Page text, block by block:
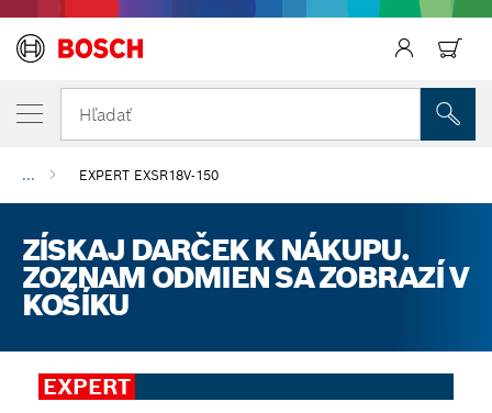
Hľadať
... EXPERT EXSR18V-150
ZÍSKAJ DARČEK K NÁKUPU.
ZOZNAM ODMIEN SA ZOBRAZÍ V
KOŠÍKU
EXPERT